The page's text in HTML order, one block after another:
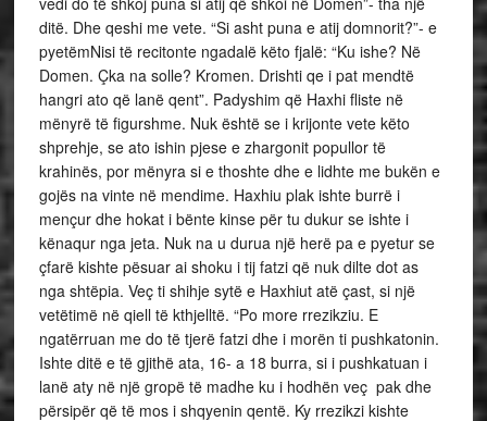
ditë. Dhe qeshi me vete. “Si asht puna e atij domnorit?”- e
pyetëmNisi të recitonte ngadalë këto fjalë: “Ku ishe? Në
Domen. Çka na solle? Kromen. Drishti qe i pat mendtë
hangri ato që lanë qent”. Padyshim që Haxhi fliste në
mënyrë të figurshme. Nuk është se i krijonte vete këto
shprehje, se ato ishin pjese e zhargonit popullor të
krahinës, por mënyra si e thoshte dhe e lidhte me bukën e
gojës na vinte në mendime. Haxhiu plak ishte burrë i
mençur dhe hokat i bënte kinse për tu dukur se ishte i
kënaqur nga jeta. Nuk na u durua një herë pa e pyetur se
çfarë kishte pësuar ai shoku i tij fatzi që nuk dilte dot as
nga shtëpia. Veç ti shihje sytë e Haxhiut atë çast, si një
vetëtimë në qiell të kthjelltë. “Po more rrezikziu. E
ngatërruan me do të tjerë fatzi dhe i morën ti pushkatonin.
Ishte ditë e të gjithë ata, 16- a 18 burra, si i pushkatuan i
lanë aty në një gropë të madhe ku i hodhën veç pak dhe
përsipër që të mos i shqyenin qentë. Ky rrezikzi kishte